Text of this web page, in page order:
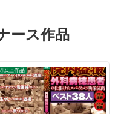
ース作品
以上作品